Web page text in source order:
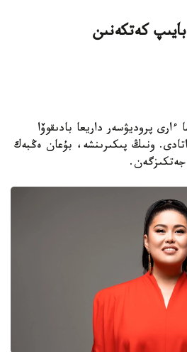
بايىپ كەتكەنىن
ءارى پروديۋسەر داريعا بادىقوۆا
اتادى. ونىڭ پىكىرىنشە، بۇعان ەڭبەك
جەتكىزگەن.